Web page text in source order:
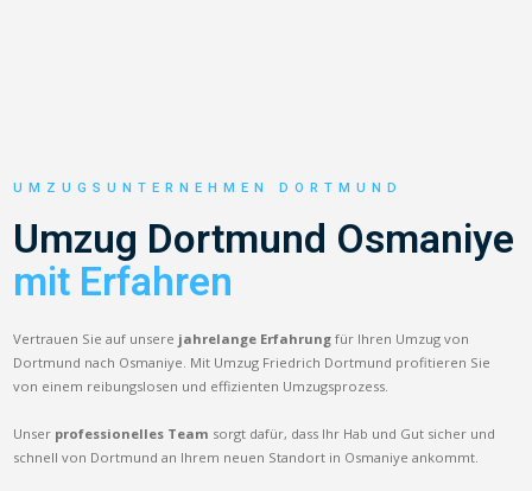
UMZUGSUNTERNEHMEN DORTMUND
Umzug Dortmund Osmaniye
mit Erfahren
Vertrauen Sie auf unsere jahrelange Erfahrung für Ihren Umzug von
Dortmund nach Osmaniye. Mit Umzug Friedrich Dortmund profitieren Sie
von einem reibungslosen und effizienten Umzugsprozess.
Unser professionelles Team sorgt dafür, dass Ihr Hab und Gut sicher und
schnell von Dortmund an Ihrem neuen Standort in Osmaniye ankommt.